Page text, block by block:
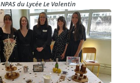
NPAS du Lycée Le Valentin